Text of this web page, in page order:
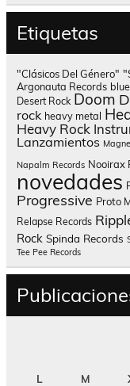
Etiquetas
"Clásicos Del Género"
Argonauta Records
Desert Rock Doom
rock heavy metal
Heavy Rock
Lanzamientos
Napalm Records Nooirax
novedades
Progressive Proto
Relapse Records
Rock Spinda Records
Tee Pee Records
L M